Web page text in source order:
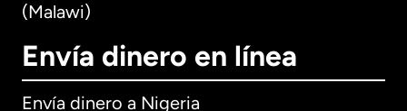
(Malawi)
Envía dinero en línea
Envía dinero a Nigeria